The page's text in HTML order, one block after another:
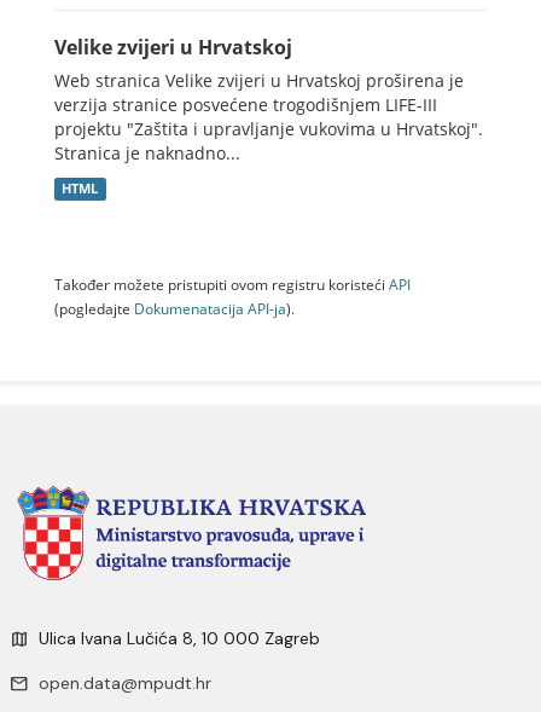
Velike zvijeri u Hrvatskoj
Web stranica Velike zvijeri u Hrvatskoj proširena je
verzija stranice posvećene trogodišnjem LIFE-III
projektu "Zaštita i upravljanje vukovima u Hrvatskoj".
Stranica je naknadno...
HTML
Također možete pristupiti ovom registru koristeći API
(pogledajte Dokumenаtаcijа API-jа).